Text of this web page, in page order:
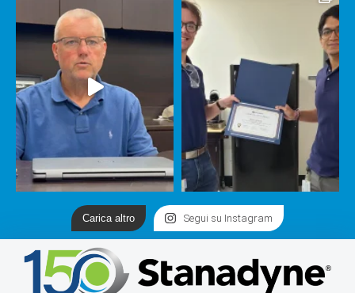
Carica altro Segui su Instagram